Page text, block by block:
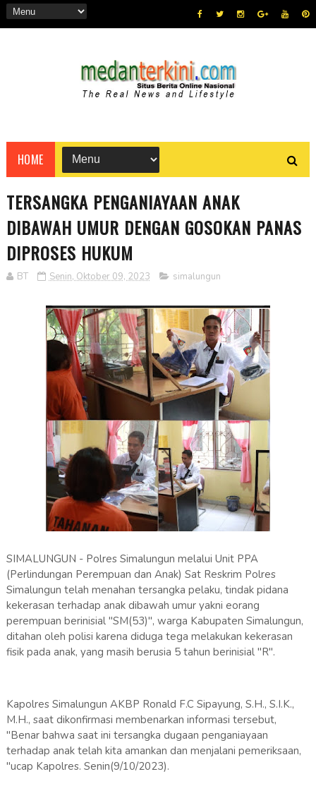
HOME
TERSANGKA PENGANIAYAAN ANAK
DIBAWAH UMUR DENGAN GOSOKAN PANAS
DIPROSES HUKUM
BT Senin, Oktober 09, 2023 simalungun
SIMALUNGUN - Polres Simalungun melalui Unit PPA
(Perlindungan Perempuan dan Anak) Sat Reskrim Polres
Simalungun telah menahan tersangka pelaku, tindak pidana
kekerasan terhadap anak dibawah umur yakni eorang
perempuan berinisial "SM(53)", warga Kabupaten Simalungun,
ditahan oleh polisi karena diduga tega melakukan kekerasan
fisik pada anak, yang masih berusia 5 tahun berinisial "R".
Kapolres Simalungun AKBP Ronald F.C Sipayung, S.H., S.I.K.,
M.H., saat dikonfirmasi membenarkan informasi tersebut,
"Benar bahwa saat ini tersangka dugaan penganiayaan
terhadap anak telah kita amankan dan menjalani pemeriksaan,
"ucap Kapolres. Senin(9/10/2023).